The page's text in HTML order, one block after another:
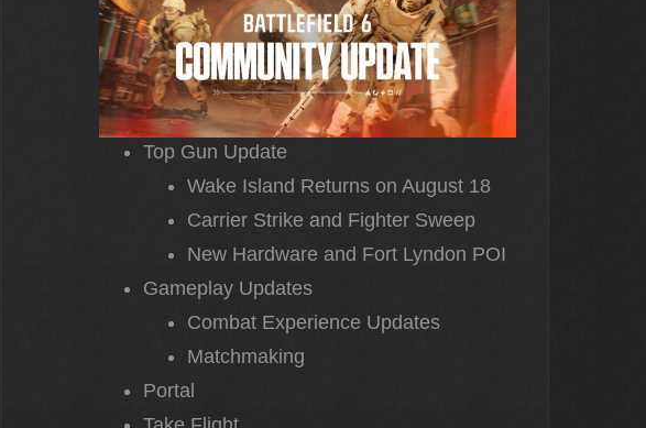
Top Gun Update
Wake Island Returns on August 18
Carrier Strike and Fighter Sweep
New Hardware and Fort Lyndon POI
Gameplay Updates
Combat Experience Updates
Matchmaking
Portal